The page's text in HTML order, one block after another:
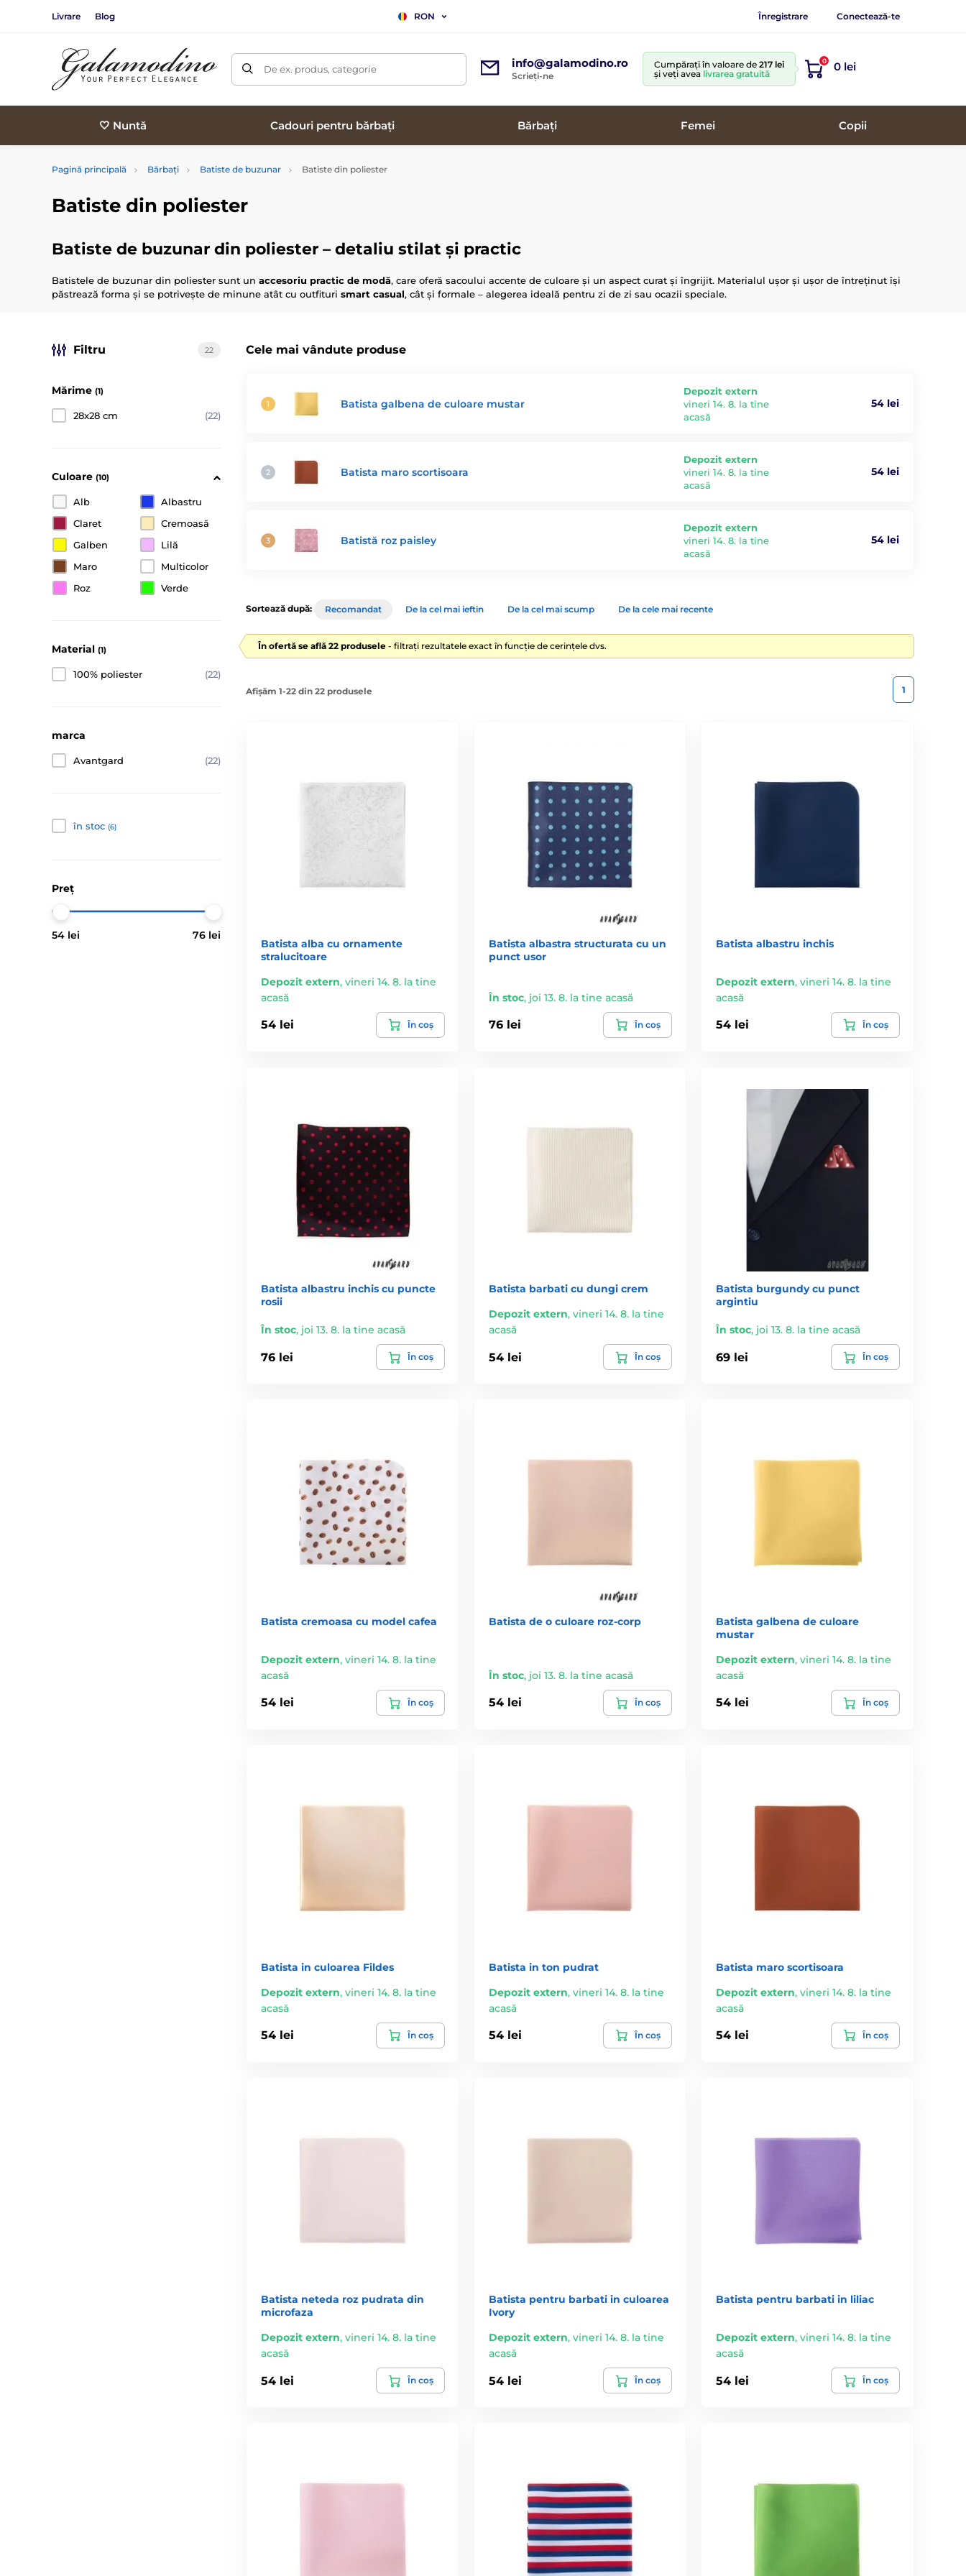
Livrare Blog RON Înregistrare Conectează-te
De ex. produs, categorie info@galamodino.ro
Scrieți-ne
Cumpărați în valoare de 217 lei
și veți avea livrarea gratuită
0 0 lei
🤍 Nuntă Cadouri pentru bărbați Bărbați Femei Copii
Pagină principală Bărbați Batiste de buzunar Batiste din poliester
Batiste din poliester
Batiste de buzunar din poliester – detaliu stilat și practic
Batistele de buzunar din poliester sunt un accesoriu practic de modă, care oferă sacoului accente de culoare și un aspect curat și îngrijit. Materialul ușor și ușor de întreținut își
păstrează forma și se potrivește de minune atât cu outfituri smart casual, cât și formale – alegerea ideală pentru zi de zi sau ocazii speciale.
Cele mai vândute produse
Batista galbena de culoare mustar
Depozit extern
vineri 14. 8. la tine
acasă
54 lei
Batista maro scortisoara
Depozit extern
vineri 14. 8. la tine
acasă
54 lei
Batistă roz paisley
Depozit extern
vineri 14. 8. la tine
acasă
54 lei
Filtru 22
Mărime (1)
28x28 cm (22)
Culoare (10)
Alb
Albastru
Claret
Cremoasă
Galben
Lilă
Maro
Multicolor
Roz
Verde
Material (1)
100% poliester (22)
marca
Avantgard (22)
în stoc (6)
Preţ
54 lei 76 lei
Sortează după: Recomandat De la cel mai ieftin De la cel mai scump De la cele mai recente
În ofertă se află 22 produsele - filtrați rezultatele exact în funcție de cerințele dvs.
Afișăm 1-22 din 22 produsele 1
Batista alba cu ornamente
stralucitoare
Depozit extern, vineri 14. 8. la tine
acasă
54 lei În coș
Batista albastra structurata cu un
punct usor
În stoc, joi 13. 8. la tine acasă
76 lei În coș
Batista albastru inchis
Depozit extern,vineri 14. 8. la tine
acasă
54 lei În coș
Batista albastru inchis cu puncte
rosii
În stoc, joi 13. 8. la tine acasă
76 lei În coș
Batista barbati cu dungi crem
Depozit extern, vineri 14. 8. la tine
acasă
54 lei În coș
Batista burgundy cu punct
argintiu
În stoc, joi 13. 8. la tine acasă
69 lei În coș
Batista cremoasa cu model cafea
Depozit extern, vineri 14. 8. la tine
acasă
54 lei În coș
Batista de o culoare roz-corp
În stoc, joi 13. 8. la tine acasă
54 lei În coș
Batista galbena de culoare
mustar
Depozit extern,vineri 14. 8. la tine
acasă
54 lei În coș
Batista in culoarea Fildes
Depozit extern, vineri 14. 8. la tine
acasă
54 lei În coș
Batista in ton pudrat
Depozit extern, vineri 14. 8. la tine
acasă
54 lei În coș
Batista maro scortisoara
Depozit extern,vineri 14. 8. la tine
acasă
54 lei În coș
Batista neteda roz pudrata din
microfaza
Depozit extern, vineri 14. 8. la tine
acasă
54 lei În coș
Batista pentru barbati in culoarea
Ivory
Depozit extern, vineri 14. 8. la tine
acasă
54 lei În coș
Batista pentru barbati in liliac
Depozit extern,vineri 14. 8. la tine
acasă
54 lei În coș